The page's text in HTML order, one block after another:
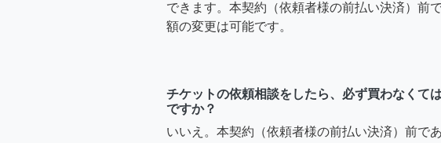
できます。本契約（依頼者様の前払い決済）前
額の変更は可能です。
チケットの依頼相談をしたら、必ず買わなくて
ですか？
いいえ。本契約（依頼者様の前払い決済）前で